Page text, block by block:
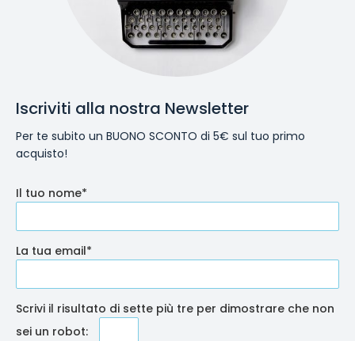
Iscriviti alla nostra Newsletter
Per te subito un BUONO SCONTO di 5€ sul tuo primo
acquisto!
Il tuo nome*
La tua email*
Scrivi il risultato di sette più tre per dimostrare che non
sei un robot: